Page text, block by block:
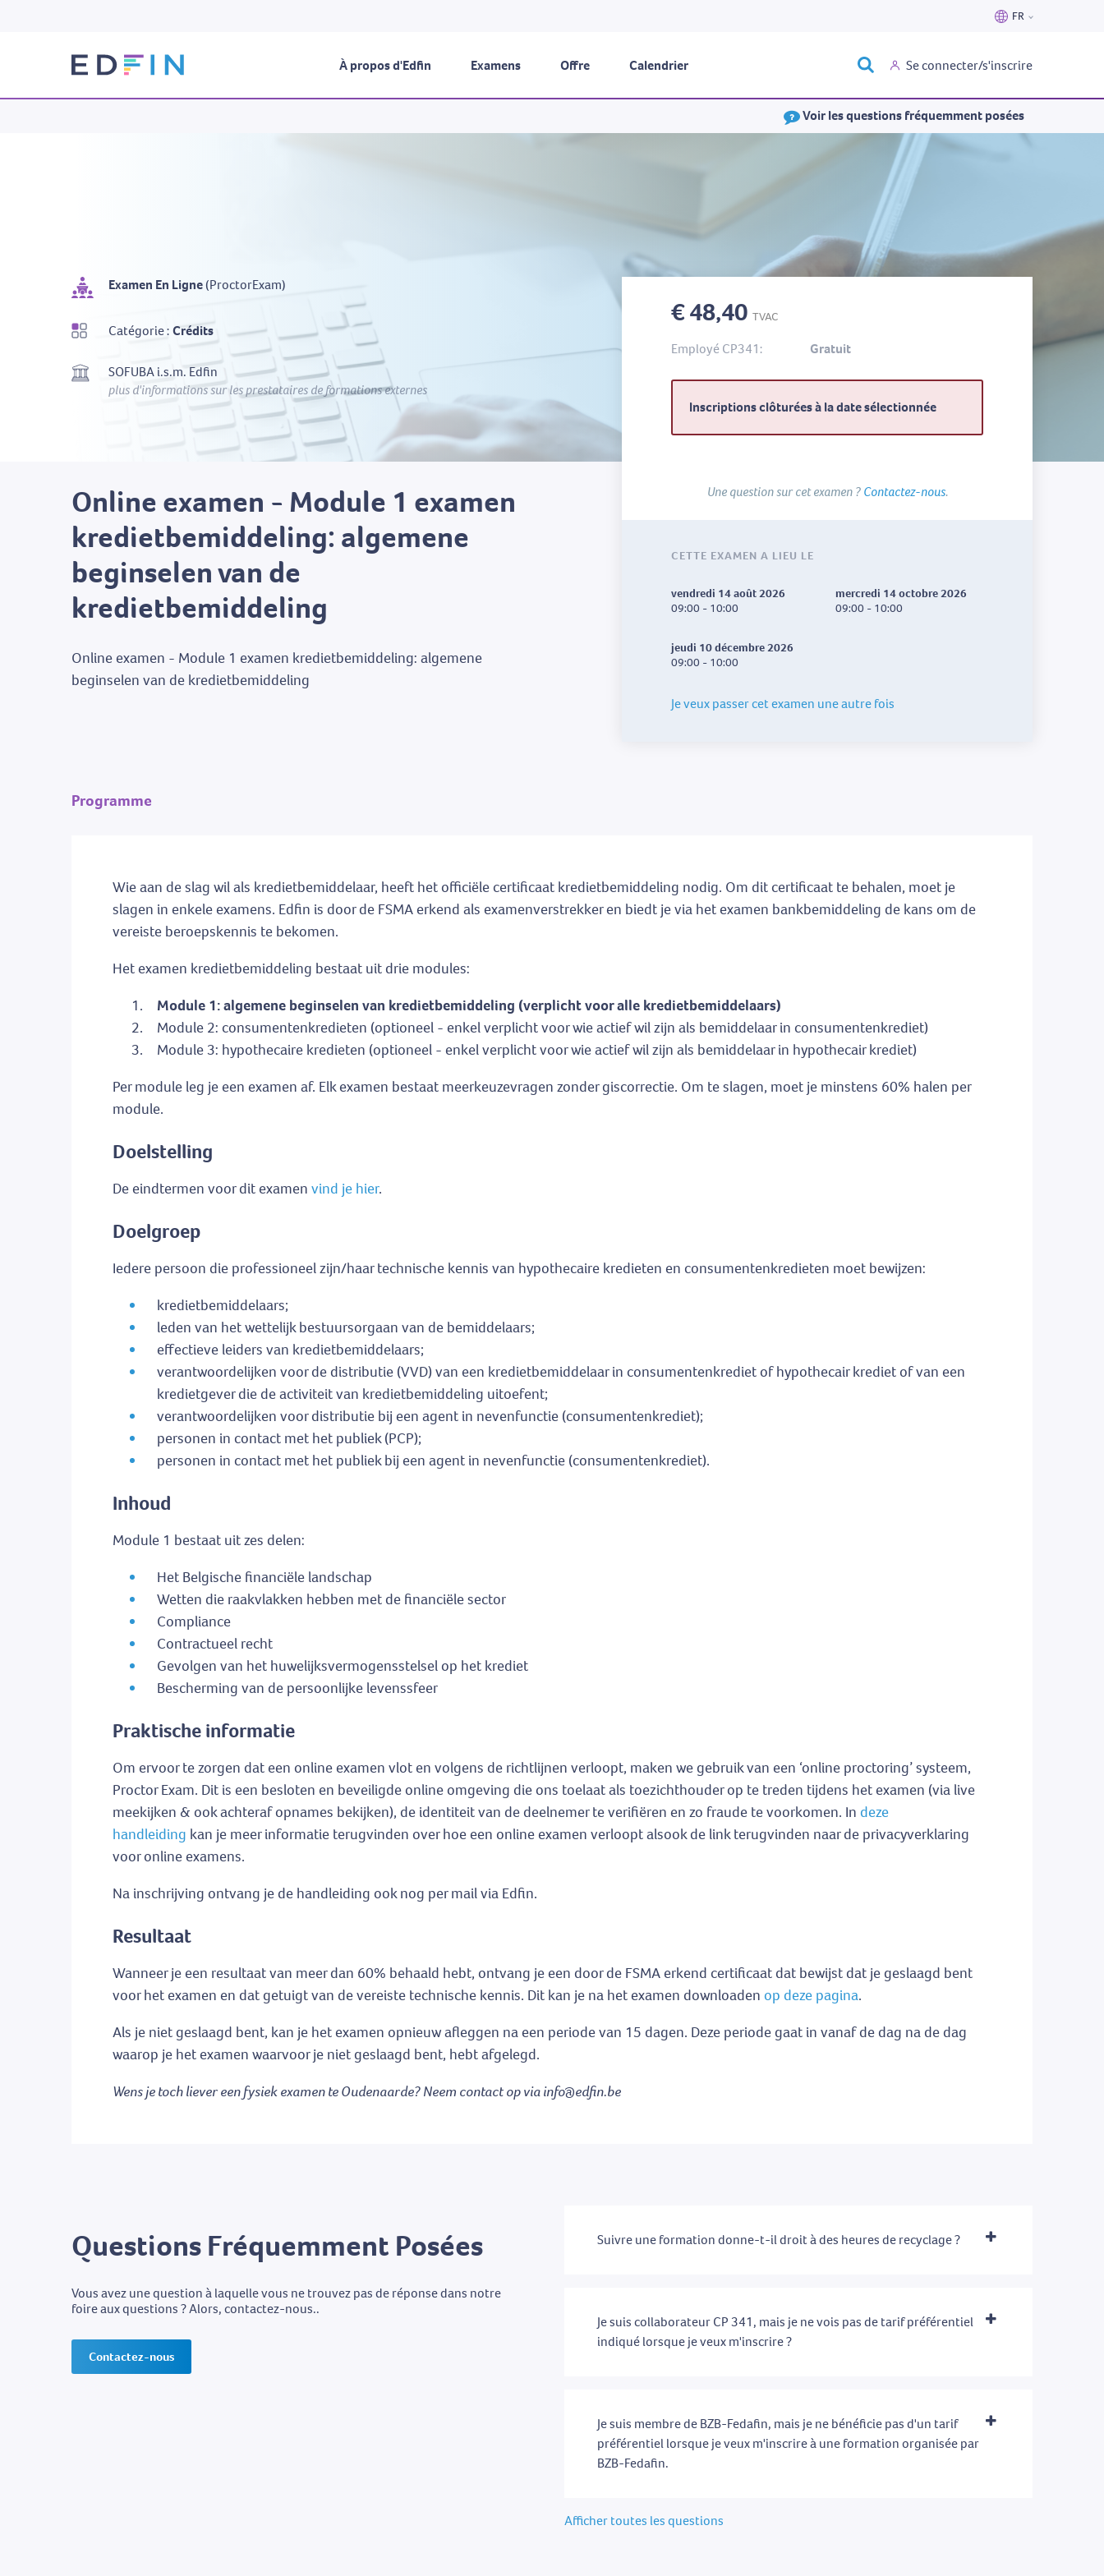
FR
Français
À propos d'Edfin Examens Offre Calendrier Se connecter/s'inscrire
Voir les questions fréquemment posées
Examen En Ligne(ProctorExam)
Catégorie :Crédits
SOFUBA i.s.m. Edfin
plus d'informations sur les prestataires de formations externes
Online examen - Module 1 examen
kredietbemiddeling: algemene
beginselen van de
kredietbemiddeling
Online examen - Module 1 examen kredietbemiddeling: algemene
beginselen van de kredietbemiddeling
€ 48,40 TVAC
Employé CP341: Gratuit
Inscriptions clôturées à la date sélectionnée
Une question sur cet examen ?Contactez-nous.
CETTE EXAMEN A LIEU LE
vendredi 14 août 2026
09:00 - 10:00
mercredi 14 octobre 2026
09:00 - 10:00
jeudi 10 décembre 2026
09:00 - 10:00
Je veux passer cet examen une autre fois
Programme
Wie aan de slag wil als kredietbemiddelaar, heeft het officiële certificaat kredietbemiddeling nodig. Om dit certificaat te behalen, moet je
slagen in enkele examens. Edfin is door de FSMA erkend als examenverstrekker en biedt je via het examen bankbemiddeling de kans om de
vereiste beroepskennis te bekomen.
Het examen kredietbemiddeling bestaat uit drie modules:
Module 1: algemene beginselen van kredietbemiddeling (verplicht voor alle kredietbemiddelaars)
Module 2: consumentenkredieten (optioneel - enkel verplicht voor wie actief wil zijn als bemiddelaar in consumentenkrediet)
Module 3: hypothecaire kredieten (optioneel - enkel verplicht voor wie actief wil zijn als bemiddelaar in hypothecair krediet)
Per module leg je een examen af. Elk examen bestaat meerkeuzevragen zonder giscorrectie. Om te slagen, moet je minstens 60% halen per
module.
Doelstelling
De eindtermen voor dit examen vind je hier.
Doelgroep
Iedere persoon die professioneel zijn/haar technische kennis van hypothecaire kredieten en consumentenkredieten moet bewijzen:
kredietbemiddelaars;
leden van het wettelijk bestuursorgaan van de bemiddelaars;
effectieve leiders van kredietbemiddelaars;
verantwoordelijken voor de distributie (VVD) van een kredietbemiddelaar in consumentenkrediet of hypothecair krediet of van een
kredietgever die de activiteit van kredietbemiddeling uitoefent;
verantwoordelijken voor distributie bij een agent in nevenfunctie (consumentenkrediet);
personen in contact met het publiek (PCP);
personen in contact met het publiek bij een agent in nevenfunctie (consumentenkrediet).
Inhoud
Module 1 bestaat uit zes delen:
Het Belgische financiële landschap
Wetten die raakvlakken hebben met de financiële sector
Compliance
Contractueel recht
Gevolgen van het huwelijksvermogensstelsel op het krediet
Bescherming van de persoonlijke levenssfeer
Praktische informatie
Om ervoor te zorgen dat een online examen vlot en volgens de richtlijnen verloopt, maken we gebruik van een ‘online proctoring’ systeem,
Proctor Exam. Dit is een besloten en beveiligde online omgeving die ons toelaat als toezichthouder op te treden tijdens het examen (via live
meekijken & ook achteraf opnames bekijken), de identiteit van de deelnemer te verifiëren en zo fraude te voorkomen. In deze
handleiding kan je meer informatie terugvinden over hoe een online examen verloopt alsook de link terugvinden naar de privacyverklaring
voor online examens.
Na inschrijving ontvang je de handleiding ook nog per mail via Edfin.
Resultaat
Wanneer je een resultaat van meer dan 60% behaald hebt, ontvang je een door de FSMA erkend certificaat dat bewijst dat je geslaagd bent
voor het examen en dat getuigt van de vereiste technische kennis. Dit kan je na het examen downloaden op deze pagina.
Als je niet geslaagd bent, kan je het examen opnieuw afleggen na een periode van 15 dagen. Deze periode gaat in vanaf de dag na de dag
waarop je het examen waarvoor je niet geslaagd bent, hebt afgelegd.
Wens je toch liever een fysiek examen te Oudenaarde? Neem contact op via info@edfin.be
Questions Fréquemment Posées
Vous avez une question à laquelle vous ne trouvez pas de réponse dans notre
foire aux questions ? Alors, contactez-nous..
Contactez-nous
Suivre une formation donne-t-il droit à des heures de recyclage ?
Je suis collaborateur CP 341, mais je ne vois pas de tarif préférentiel
indiqué lorsque je veux m'inscrire ?
Je suis membre de BZB-Fedafin, mais je ne bénéficie pas d'un tarif
préférentiel lorsque je veux m'inscrire à une formation organisée par
BZB-Fedafin.
Afficher toutes les questions